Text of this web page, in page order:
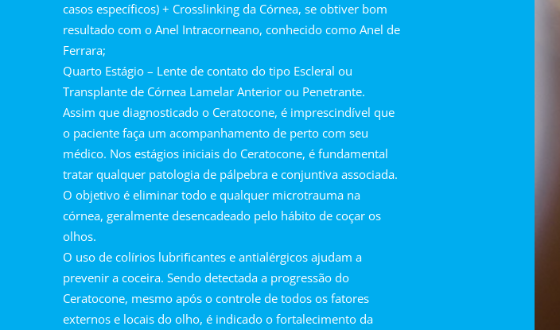
casos específicos) + Crosslinking da Córnea, se obtiver bom
resultado com o Anel Intracorneano, conhecido como Anel de
Ferrara;
Quarto Estágio – Lente de contato do tipo Escleral ou
Transplante de Córnea Lamelar Anterior ou Penetrante.
Assim que diagnosticado o Ceratocone, é imprescindível que
o paciente faça um acompanhamento de perto com seu
médico. Nos estágios iniciais do Ceratocone, é fundamental
tratar qualquer patologia de pálpebra e conjuntiva associada.
O objetivo é eliminar todo e qualquer microtrauma na
córnea, geralmente desencadeado pelo hábito de coçar os
olhos.
O uso de colírios lubriﬁcantes e antialérgicos ajudam a
prevenir a coceira. Sendo detectada a progressão do
Ceratocone, mesmo após o controle de todos os fatores
externos e locais do olho, é indicado o fortalecimento da